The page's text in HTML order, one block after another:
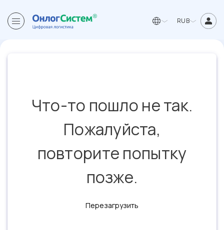
RUB
Что-то пошло не так.
Пожалуйста,
повторите попытку
позже.
Перезагрузить